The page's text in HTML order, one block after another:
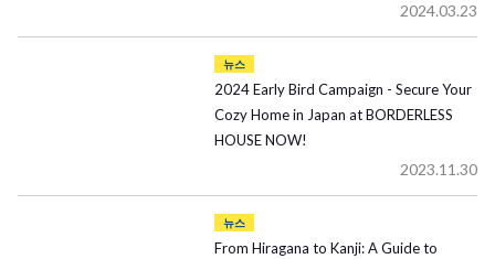
2024.03.23
뉴스
2024 Early Bird Campaign - Secure Your
Cozy Home in Japan at BORDERLESS
HOUSE NOW!
2023.11.30
뉴스
From Hiragana to Kanji: A Guide to